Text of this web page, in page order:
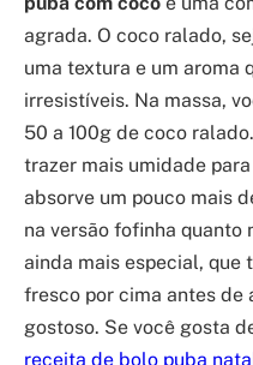
agrada. O coco ralado,
uma textura e um aroma
irresistíveis. Na massa,
50 a 100g de coco
trazer mais umidade
absorve um pouco mais
na versão fofinha quanto
ainda mais especial, que
fresco por cima antes de
gostoso. Se você gosta
receita de bolo puba